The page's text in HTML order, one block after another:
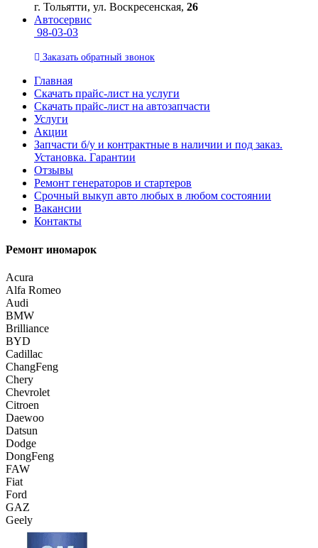
г. Тольятти, ул. Воскресенская, 26
Автосервис
98-03-03
Заказать обратный звонок
Главная
Скачать прайс-лист на услуги
Скачать прайс-лист на автозапчасти
Услуги
Акции
Запчасти б/у и контрактные в наличии и под заказ.
Установка. Гарантии
Отзывы
Ремонт генераторов и стартеров
Cрочный выкуп авто любых в любом состоянии
Вакансии
Контакты
Ремонт иномарок
Acura
Alfa Romeo
Audi
BMW
Brilliance
BYD
Cadillac
ChangFeng
Chery
Chevrolet
Citroen
Daewoo
Datsun
Dodge
DongFeng
FAW
Fiat
Ford
GAZ
Geely